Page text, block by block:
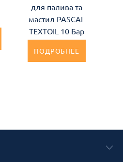
для палива та
мастил PASCAL
TEXTOIL 10 Бар
ПОДРОБНЕЕ